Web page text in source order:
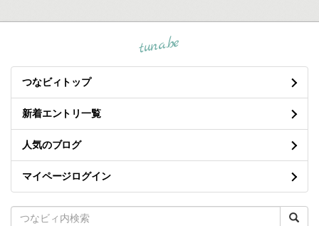
tuna.be
つなビィトップ
新着エントリ一覧
人気のブログ
マイページログイン